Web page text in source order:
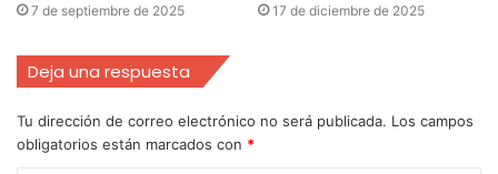
7 de septiembre de 2025 17 de diciembre de 2025
Deja una respuesta
Tu dirección de correo electrónico no será publicada. Los campos
obligatorios están marcados con *